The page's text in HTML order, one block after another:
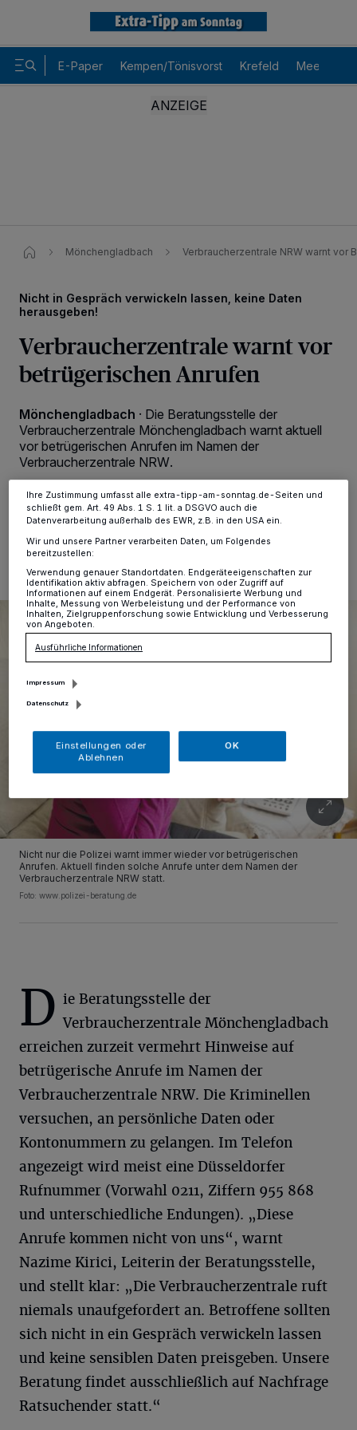
E-Paper Kempen/Tönisvorst Krefeld Meerbusch
Mönchengladbach Verbraucherzentrale NRW warnt vor
Nicht in Gespräch verwickeln lassen, keine Daten
herausgeben!
Verbraucherzentrale warnt vor
betrügerischen Anrufen
Mönchengladbach · Die Beratungsstelle der
Verbraucherzentrale Mönchengladbach warnt aktuell
vor betrügerischen Anrufen im Namen der
Verbraucherzentrale NRW.
18.12.2025 , 09:43 Uhr Eine Minute Lesezeit
Nicht nur die Polizei warnt immer wieder vor betrügerischen
Anrufen. Aktuell finden solche Anrufe unter dem Namen der
Verbraucherzentrale NRW statt.
Foto: www.polizei-beratung.de
D ie Beratungsstelle der
Verbraucherzentrale Mönchengladbach
erreichen zurzeit vermehrt Hinweise auf
betrügerische Anrufe im Namen der
Verbraucherzentrale NRW. Die Kriminellen
versuchen, an persönliche Daten oder
Kontonummern zu gelangen. Im Telefon
angezeigt wird meist eine Düsseldorfer
Rufnummer (Vorwahl 0211, Ziffern 955 868
und unterschiedliche Endungen). „Diese
Anrufe kommen nicht von uns“, warnt
Nazime Kirici, Leiterin der Beratungsstelle,
und stellt klar: „Die Verbraucherzentrale ruft
niemals unaufgefordert an. Betroffene sollten
sich nicht in ein Gespräch verwickeln lassen
und keine sensiblen Daten preisgeben. Unsere
Beratung findet ausschließlich auf Nachfrage
Ratsuchender statt.“
personenbezogene Daten wie Browserdaten oder eindeutige
Tracking-Technologien für die unter „Wir und unsere Partner
verarbeiten Daten, um Ihnen Dienste bereitzustellen“ aufgeführten
Anzeigen möglicherweise nicht mehr so relevant für Sie. Sie können
dieses Menü jederzeit wieder aufrufen, um Ihre Einstellungen zu
ändern oder Ihre Einwilligung zu widerrufen, indem Sie auf den Link
Einstellungen oder Ablehnen am unteren Rand der Webseite klicken.
Ihre Einstellungen gelten innerhalb unseres Website. Weitere
Ihre Zustimmung umfasst alle extra-tipp-am-sonntag.de-Seiten und
schließt gem. Art. 49 Abs. 1 S. 1 lit. a DSGVO auch die
Datenverarbeitung außerhalb des EWR, z.B. in den USA ein.
Wir und unsere Partner verarbeiten Daten, um Folgendes
bereitzustellen:
Verwendung genauer Standortdaten. Endgeräteeigenschaften zur
Identifikation aktiv abfragen. Speichern von oder Zugriff auf
Informationen auf einem Endgerät. Personalisierte Werbung und
Inhalte, Messung von Werbeleistung und der Performance von
Inhalten, Zielgruppenforschung sowie Entwicklung und Verbesserung
von Angeboten.
Ausführliche Informationen
Impressum
Datenschutz
Einstellungen oder
Ablehnen
OK